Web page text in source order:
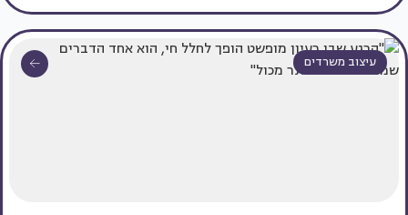
עיצוב משרדים